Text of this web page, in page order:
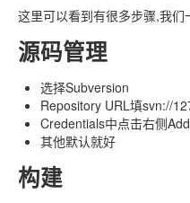
这里可以看到有很多步骤,我们
源码管理
选择Subversion
Repository URL填svn://
Credentials中点击右侧
其他默认就好
构建